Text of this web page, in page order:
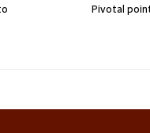
Pivotal